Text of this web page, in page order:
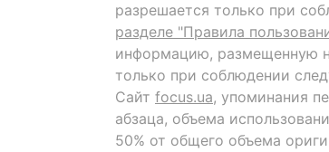
разрешается только при
разделе "Правила
информацию, размещенную
только при соблюдении
Сайт focus.ua, упоминания
абзаца, объема
50% от общего объема